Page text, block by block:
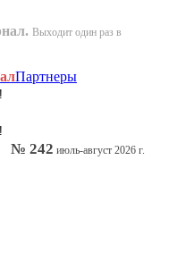
Выходит один раз в
Партнеры
№ 242 июль-август 2026 г.